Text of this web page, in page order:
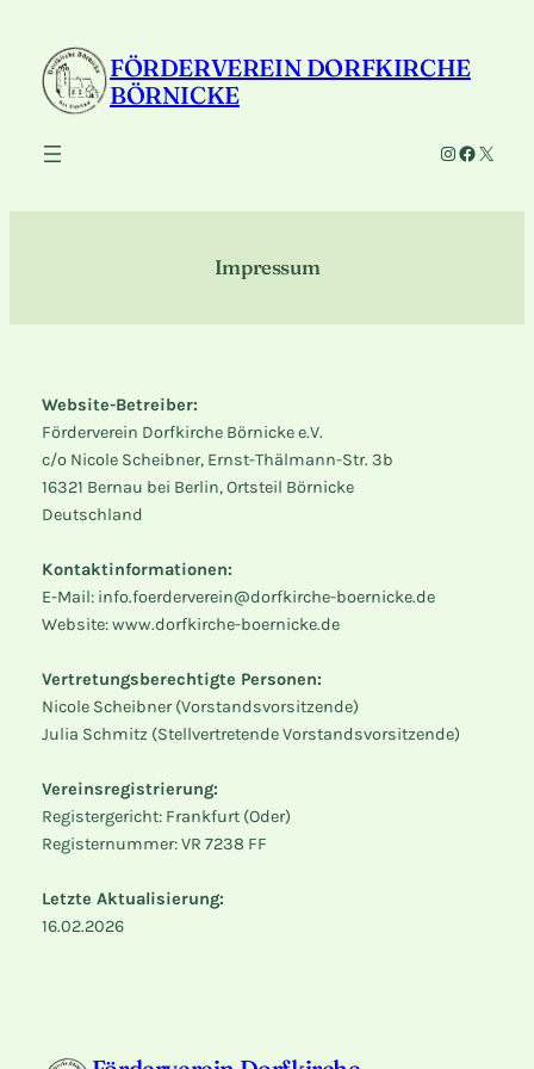
springen
FÖRDERVEREIN DORFKIRCHE
BÖRNICKE
Instagram
X
Impressum
Website-Betreiber:
Förderverein Dorfkirche Börnicke e.V.
c/o Nicole Scheibner, Ernst-Thälmann-Str. 3b
16321 Bernau bei Berlin, Ortsteil Börnicke
Deutschland
Kontaktinformationen:
E-Mail: info.foerderverein@dorfkirche-boernicke.de
Website: www.dorfkirche-boernicke.de
Vertretungsberechtigte Personen:
Nicole Scheibner (Vorstandsvorsitzende)
Julia Schmitz (Stellvertretende Vorstandsvorsitzende)
Vereinsregistrierung:
Registergericht: Frankfurt (Oder)
Registernummer: VR 7238 FF
Letzte Aktualisierung:
16.02.2026